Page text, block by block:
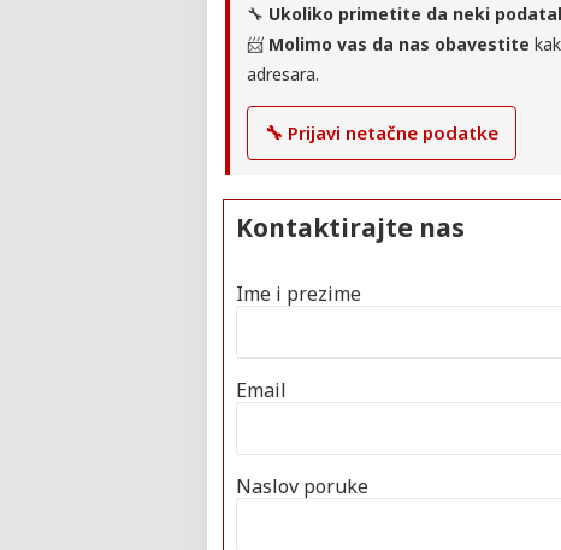
🔧 Ukoliko primetite da neki
📨 Molimo vas da nas obavestite
adresara.
🔧 Prijavi netačne podatke
Kontaktirajte nas
Ime i prezime
Email
Naslov poruke